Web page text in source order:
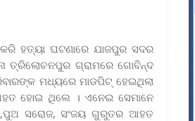
ହତ୍ୟା ଘଟଣାରେ ଯାଜପୁର ସଦର
ତ୍ରିଲୋଚନପୁର ଗ୍ରାମରେ ଗୋବିନ୍ଦ
ମଧ୍ୟରେ ମାଡପିଟ୍ ହେଇଥିଲା
ହୋଇ ଥିଲେ । ଏନେଇ ସେମାନେ
ସରୋଜ, ସଂଜୟ ଗୁରୁତର ଆହତ